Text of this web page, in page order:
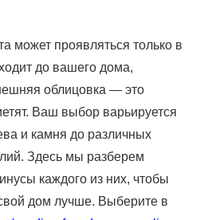
может проявляться только в
до вашего дома,
облицовка — это
Ваш выбор варьируется
и камня до различных
Здесь мы разберем
каждого из них, чтобы
дом лучше. Выберите в